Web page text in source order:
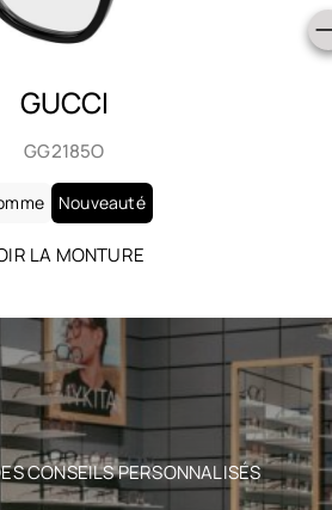
LAURENT
SL 906
Nouveauté
LA MONTURE
CONSEILS PERSONNALISÉS